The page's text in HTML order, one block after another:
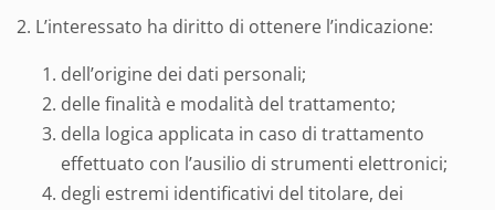
2. L’interessato ha diritto di ottenere l’indicazione:
dell’origine dei dati personali;
delle finalità e modalità del trattamento;
della logica applicata in caso di trattamento
effettuato con l’ausilio di strumenti elettronici;
degli estremi identificativi del titolare, dei